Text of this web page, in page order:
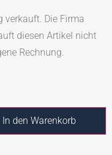
verkauft. Die Firma
diesen Artikel nicht
Rechnung.
In den Warenkorb